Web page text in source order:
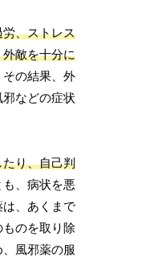
、ストレス
敵を十分に
その結果、外
などの症状
り、自己判
も、病状を悪
、あくまで
のを取り除
、風邪薬の服